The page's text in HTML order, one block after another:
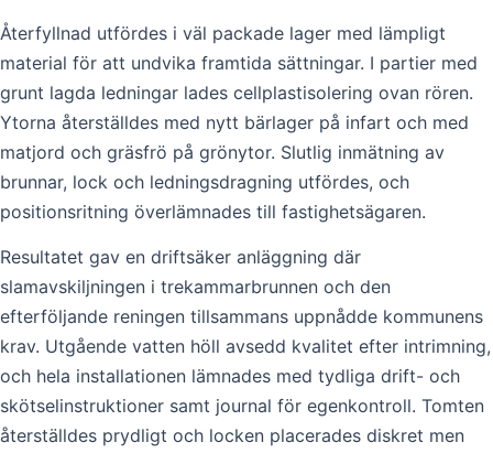
Återfyllnad utfördes i väl packade lager med lämpligt
material för att undvika framtida sättningar. I partier med
grunt lagda ledningar lades cellplastisolering ovan rören.
Ytorna återställdes med nytt bärlager på infart och med
matjord och gräsfrö på grönytor. Slutlig inmätning av
brunnar, lock och ledningsdragning utfördes, och
positionsritning överlämnades till fastighetsägaren.
Resultatet gav en driftsäker anläggning där
slamavskiljningen i trekammarbrunnen och den
efterföljande reningen tillsammans uppnådde kommunens
krav. Utgående vatten höll avsedd kvalitet efter intrimning,
och hela installationen lämnades med tydliga drift- och
skötselinstruktioner samt journal för egenkontroll. Tomten
återställdes prydligt och locken placerades diskret men